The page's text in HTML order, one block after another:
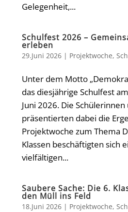
Gelegenheit,...
Schulfest 2026 –
erleben
29.Juni 2026| Projektwoche,
Unter dem Motto
das diesjährige Schulfest
Juni 2026. Die
präsentierten dabei die
Projektwoche zum Thema
Klassen beschäftigten sich
vielfältigen...
Saubere Sache: Die 6.
den Müll ins Feld
18.Juni 2026| Projektwoche,